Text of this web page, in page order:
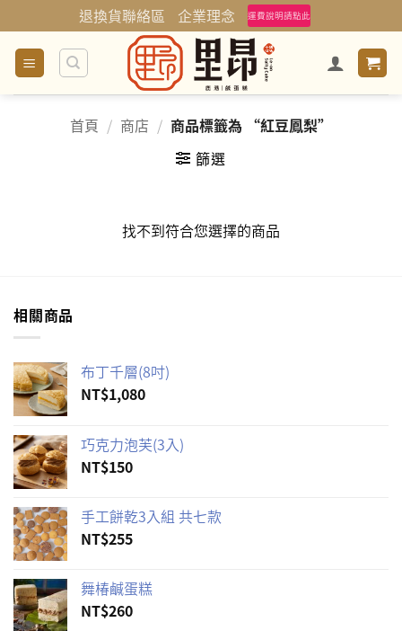
to
content
退換貨聯絡區 企業理念 運費說明請點此
首頁 / 商店 / 商品標籤為 “紅豆鳳梨”
篩選
找不到符合您選擇的商品
相關商品
布丁千層(8吋)
NT$1,080
巧克力泡芙(3入)
NT$150
手工餅乾3入組 共七款
NT$255
舞椿鹹蛋糕
NT$260